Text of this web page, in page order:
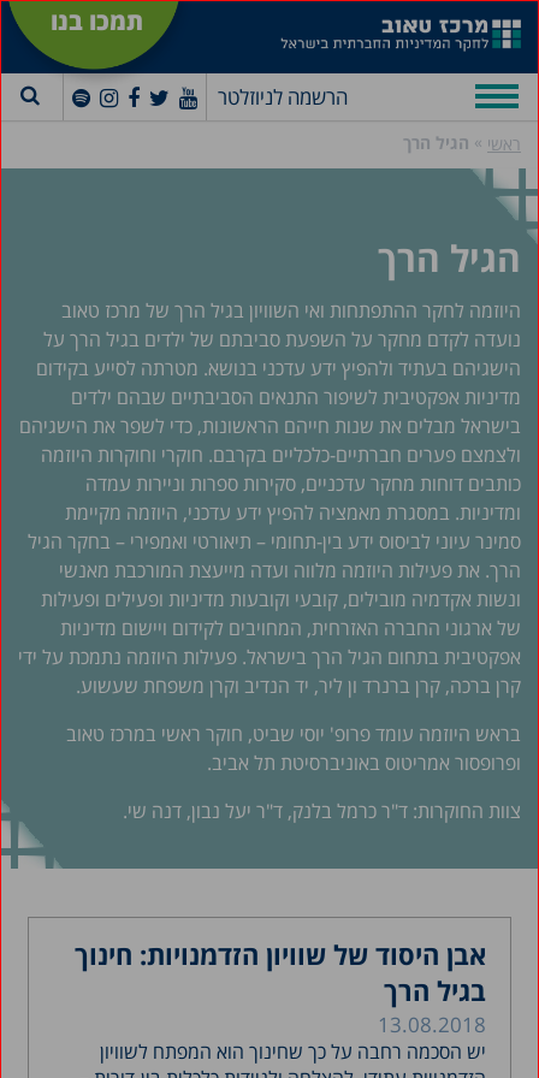
תמכו בנו
הרשמה לניוזלטר
ראשי » הגיל הרך
הגיל הרך
היוזמה לחקר ההתפתחות ואי השוויון בגיל הרך של מרכז טאוב
נועדה לקדם מחקר על השפעת סביבתם של ילדים בגיל הרך על
הישגיהם בעתיד ולהפיץ ידע עדכני בנושא. מטרתה לסייע בקידום
מדיניות אפקטיבית לשיפור התנאים הסביבתיים שבהם ילדים
בישראל מבלים את שנות חייהם הראשונות, כדי לשפר את הישגיהם
ולצמצם פערים חברתיים-כלכליים בקרבם. חוקרי וחוקרות היוזמה
כותבים דוחות מחקר עדכניים, סקירות ספרות וניירות עמדה
ומדיניות. במסגרת מאמציה להפיץ ידע עדכני, היוזמה מקיימת
סמינר עיוני לביסוס ידע בין-תחומי – תיאורטי ואמפירי – בחקר הגיל
הרך. את פעילות היוזמה מלווה ועדה מייעצת המורכבת מאנשי
ונשות אקדמיה מובילים, קובעי וקובעות מדיניות ופעילים ופעילות
של ארגוני החברה האזרחית, המחויבים לקידום ויישום מדיניות
אפקטיבית בתחום הגיל הרך בישראל. פעילות היוזמה נתמכת על ידי
קרן ברכה, קרן ברנרד ון ליר, יד הנדיב וקרן משפחת שעשוע.
בראש היוזמה עומד פרופ' יוסי שביט, חוקר ראשי במרכז טאוב
ופרופסור אמריטוס באוניברסיטת תל אביב.
צוות החוקרות: ד"ר כרמל בלנק, ד"ר יעל נבון, דנה שי.
אבן היסוד של שוויון הזדמנויות: חינוך
בגיל הרך
13.08.2018
יש הסכמה רחבה על כך שחינוך הוא המפתח לשוויון